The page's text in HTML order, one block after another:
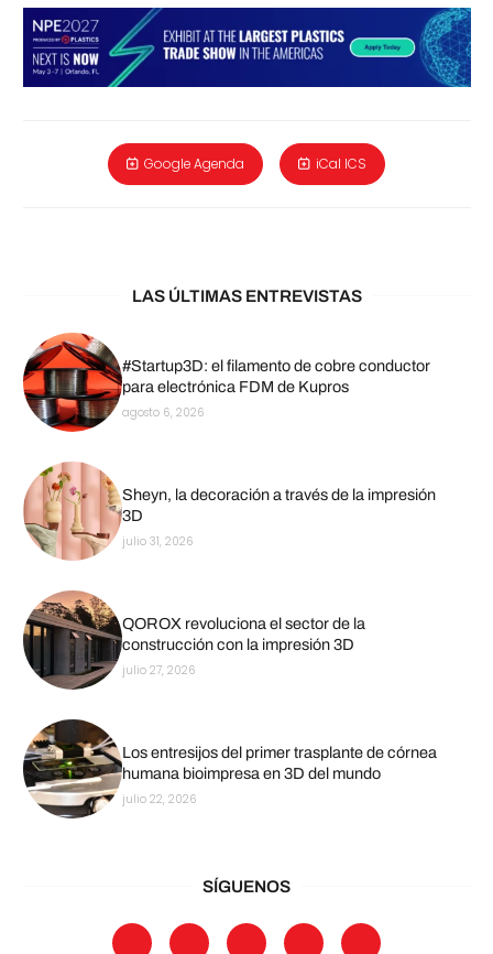
Google Agenda iCal ICS
LAS ÚLTIMAS ENTREVISTAS
#Startup3D: el filamento de cobre conductor
para electrónica FDM de Kupros
agosto 6, 2026
Sheyn, la decoración a través de la impresión
3D
julio 31, 2026
QOROX revoluciona el sector de la
construcción con la impresión 3D
julio 27, 2026
Los entresijos del primer trasplante de córnea
humana bioimpresa en 3D del mundo
julio 22, 2026
SÍGUENOS